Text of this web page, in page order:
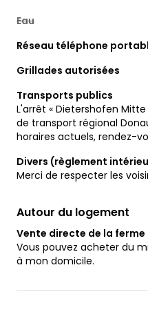
Eau
Réseau téléphone
Grillades autorisées
Transports publics
L'arrêt « Dietershofen
de transport régional
horaires actuels, rendez-
Divers (règlement
Merci de respecter les
Autour du logement
Vente directe de la ferme
Vous pouvez acheter du
à mon domicile.